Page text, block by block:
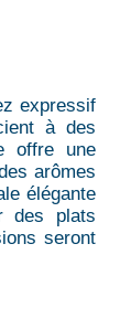
expressif
à des
offre une
arômes
élégante
des plats
seront